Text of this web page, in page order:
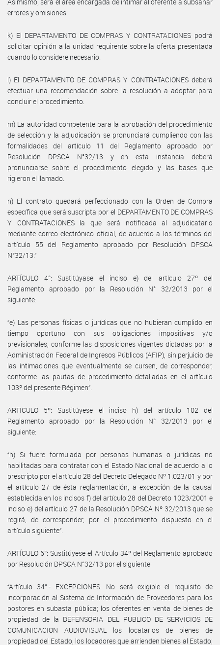
errores y omisiones.
k) El DEPARTAMENTO DE COMPRAS Y CONTRATACIONES podrá
solicitar opinión a la unidad requirente sobre la oferta presentada
cuando lo considere necesario.
l) El DEPARTAMENTO DE COMPRAS Y CONTRATACIONES deberá
efectuar una recomendación sobre la resolución a adoptar para
concluir el procedimiento.
m) La autoridad competente para la aprobación del procedimiento
de selección y la adjudicación se pronunciará cumpliendo con las
formalidades del artículo 11 del Reglamento aprobado por
Resolución DPSCA N°32/13 y en esta instancia deberá
pronunciarse sobre el procedimiento elegido y las bases que
rigieron el llamado.
n) El contrato quedará perfeccionado con la Orden de Compra
específica que será suscripta por el DEPARTAMENTO DE COMPRAS
Y CONTRATACIONES la que será notificada al adjudicatario
mediante correo electrónico oficial, de acuerdo a los términos del
artículo 55 del Reglamento aprobado por Resolución DPSCA
N°32/13.”
ARTÍCULO 4°: Sustitúyase el inciso e) del artículo 27º del
Reglamento aprobado por la Resolución N° 32/2013 por el
siguiente:
“e) Las personas físicas o jurídicas que no hubieran cumplido en
tiempo oportuno con sus obligaciones impositivas y/o
previsionales, conforme las disposiciones vigentes dictadas por la
Administración Federal de Ingresos Públicos (AFIP), sin perjuicio de
las intimaciones que eventualmente se cursen, de corresponder,
conforme las pautas de procedimiento detalladas en el artículo
103º del presente Régimen”.
ARTICULO 5º: Sustitúyese el inciso h) del artículo 102 del
Reglamento aprobado por la Resolución N° 32/2013 por el
siguiente:
“h) Si fuere formulada por personas humanas o jurídicas no
habilitadas para contratar con el Estado Nacional de acuerdo a lo
prescripto por el artículo 28 del Decreto Delegado Nº 1.023/01 y por
el artículo 27 de ésta reglamentación, a excepción de la causal
establecida en los incisos f) del artículo 28 del Decreto 1023/2001 e
inciso e) del artículo 27 de la Resolución DPSCA Nº 32/2013 que se
regirá, de corresponder, por el procedimiento dispuesto en el
artículo siguiente”.
ARTÍCULO 6°: Sustitúyese el Artículo 34º del Reglamento aprobado
por Resolución DPSCA N°32/13 por el siguiente:
“Artículo 34°.- EXCEPCIONES. No será exigible el requisito de
incorporación al Sistema de Información de Proveedores para los
postores en subasta pública; los oferentes en venta de bienes de
propiedad de la DEFENSORIA DEL PUBLICO DE SERVICIOS DE
COMUNICACION AUDIOVISUAL los locatarios de bienes de
propiedad del Estado, los locadores que arrienden bienes al Estado;